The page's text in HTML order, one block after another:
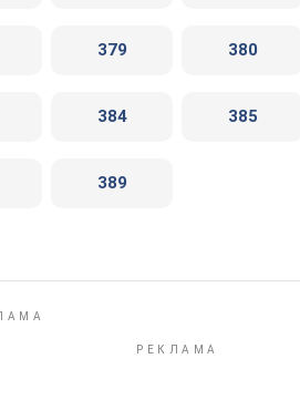
379 380
384 385
389